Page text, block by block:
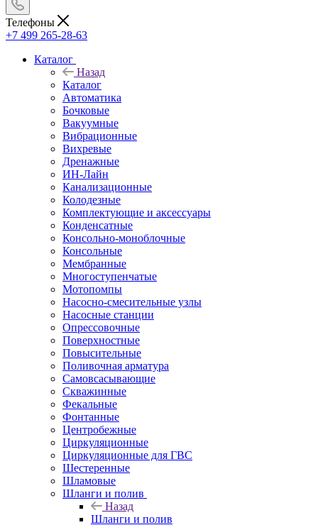
Телефоны
+7 499 265-28-63
Каталог
Назад
Каталог
Автоматика
Бочковые
Вакуумные
Вибрационные
Вихревые
Дренажные
ИН-Лайн
Канализационные
Колодезные
Комплектующие и аксессуары
Конденсатные
Консольно-моноблочные
Консольные
Мембранные
Многоступенчатые
Мотопомпы
Насосно-смесительные узлы
Насосные станции
Опрессовочные
Поверхностные
Повысительные
Поливочная арматура
Самовсасывающие
Скважинные
Фекальные
Фонтанные
Центробежные
Циркуляционные
Циркуляционные для ГВС
Шестеренные
Шламовые
Шланги и полив
Назад
Шланги и полив